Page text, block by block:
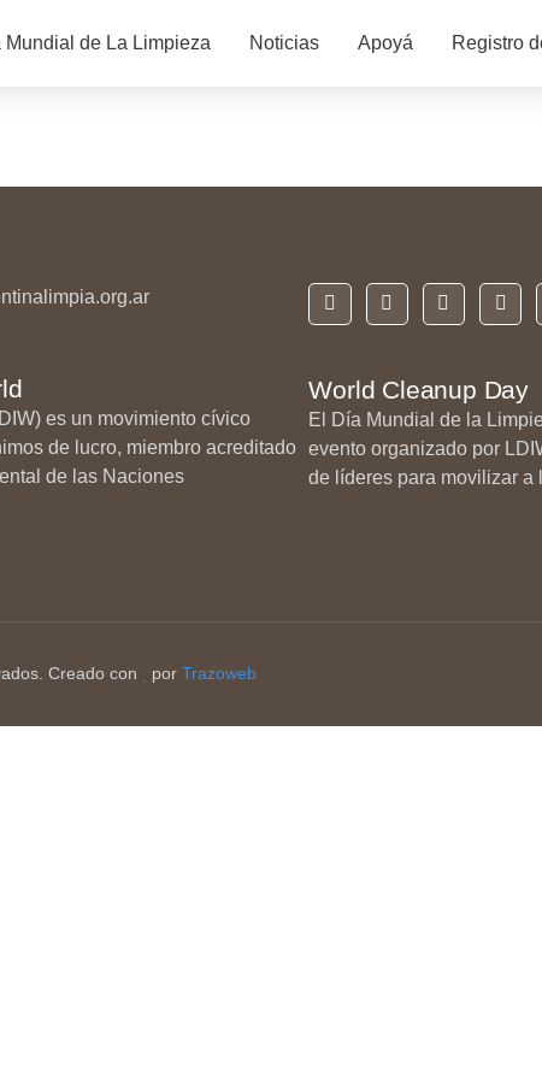
Mundial de La Limpieza Noticias Apoyá Registro
es un movimiento cívico
de lucro, miembro acreditado
de las Naciones
World Cleanup Day
El Día Mundial de la
evento organizado por
de líderes para movilizar a
Creado con por Trazoweb